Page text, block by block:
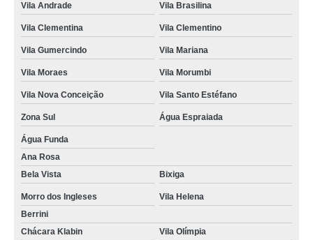
Vila Andrade Vila Brasilina
Vila Clementina Vila Clementino
Vila Gumercindo Vila Mariana
Vila Moraes Vila Morumbi
Vila Nova Conceição Vila Santo Estéfano
Zona Sul Água Espraiada
Água Funda
Ana Rosa
Bela Vista
Bixiga
Morro dos Ingleses
Vila Helena
Berrini
Chácara Klabin
Vila Olímpia